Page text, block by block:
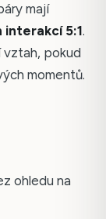
mají
interakcí 5:1.
pokud
momentů.
ohledu na